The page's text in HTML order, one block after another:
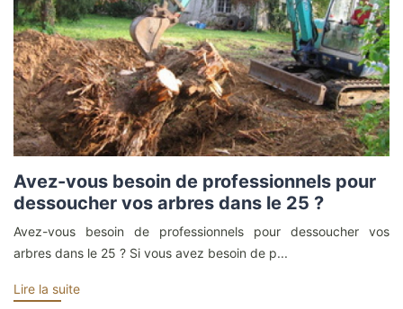
Avez-vous besoin de professionnels pour
dessoucher vos arbres dans le 25 ?
Avez-vous besoin de professionnels pour dessoucher vos
arbres dans le 25 ? Si vous avez besoin de p...
Lire la suite